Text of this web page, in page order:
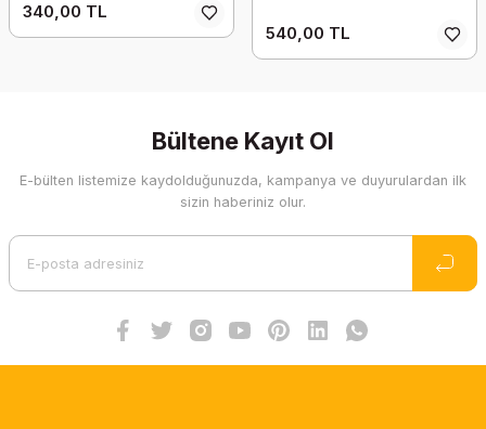
340,00 TL
540,00 TL
Bültene Kayıt Ol
E-bülten listemize kaydolduğunuzda, kampanya ve duyurulardan ilk
sizin haberiniz olur.